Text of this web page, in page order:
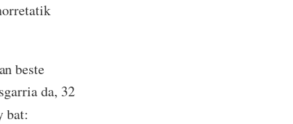
beste
da, 32
bat: